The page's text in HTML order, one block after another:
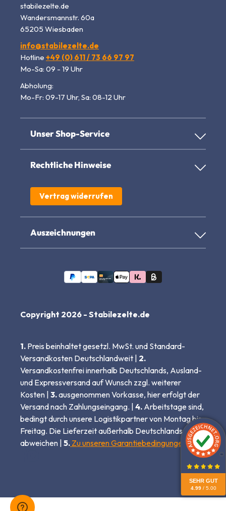
SEHR GUT
4.99 / 5.00
stabilezelte.de
Wandersmannstr. 60a
65205 Wiesbaden
info@stabilezelte.de
Hotline +49 (0) 611 / 73 66 97 97
Mo-Sa: 09 - 19 Uhr
Abholung:
Mo-Fr: 09-17 Uhr, Sa: 08-12 Uhr
Unser Shop-Service
Rechtliche Hinweise
Vertrag widerrufen
Auszeichnungen
Copyright 2026 - Stabilezelte.de
1. Preis beinhaltet gesetzl. MwSt. und Standard-
Versandkosten Deutschlandweit | 2.
Versandkostenfrei innerhalb Deutschlands, Ausland-
und Expressversand auf Wunsch zzgl. weiterer
Kosten | 3.ausgenommen Vorkasse, hier erfolgt der
Versand nach Zahlungseingang. | 4. Arbeitstage sind,
bedingt durch unsere Logistikpartner von Montag bis
Freitag. Die Lieferzeit außerhalb Deutschlands kann
abweichen | 5. Zu unseren Garantiebedingungen